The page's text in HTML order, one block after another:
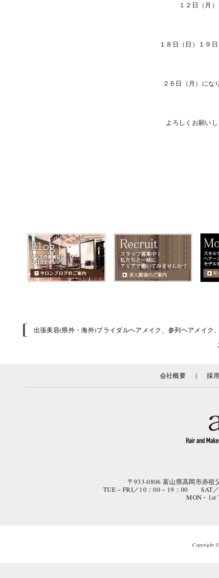
１２日（月）
１８日（日）１９
２６日（月）にな
よろしくお願い
出張美容(県外・海外)ブライダルヘアメイク、参列ヘアメイ
会社概要 | 採
〒933-0806 富山県高岡市赤
TUE − FRI／10：00 − 19：00 SAT
MON・1st
Copyright